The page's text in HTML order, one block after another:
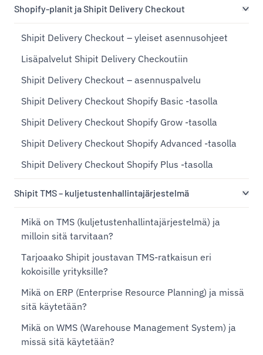
Shopify-planit ja Shipit Delivery Checkout
Shipit Delivery Checkout – yleiset asennusohjeet
Lisäpalvelut Shipit Delivery Checkoutiin
Shipit Delivery Checkout – asennuspalvelu
Shipit Delivery Checkout Shopify Basic -tasolla
Shipit Delivery Checkout Shopify Grow -tasolla
Shipit Delivery Checkout Shopify Advanced -tasolla
Shipit Delivery Checkout Shopify Plus -tasolla
Shipit TMS – kuljetustenhallintajärjestelmä
Mikä on TMS (kuljetustenhallintajärjestelmä) ja
milloin sitä tarvitaan?
Tarjoaako Shipit joustavan TMS-ratkaisun eri
kokoisille yrityksille?
Mikä on ERP (Enterprise Resource Planning) ja missä
sitä käytetään?
Mikä on WMS (Warehouse Management System) ja
missä sitä käytetään?